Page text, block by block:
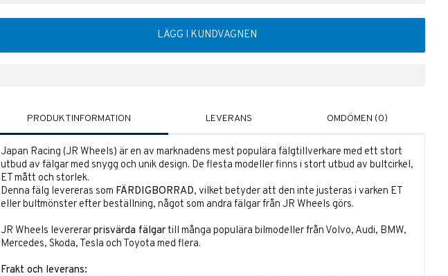
LÄGG I KUNDVAGNEN
PRODUKTINFORMATION
Japan Racing (JR Wheels) är en av marknadens mest populära fälgtillverkare med ett stort
utbud av fälgar med snygg och unik design. De flesta modeller finns i stort utbud av bultcirkel,
ET mått och storlek.
Denna fälg levereras som FÄRDIGBORRAD, vilket betyder att den inte justeras i varken ET
eller bultmönster efter beställning, något som andra fälgar från JR Wheels görs.
JR Wheels levererarprisvärda fälgartill många populära bilmodeller från Volvo, Audi, BMW,
Mercedes, Skoda, Tesla och Toyota med flera.
Frakt och leverans:
LEVERANS OMDÖMEN (0)